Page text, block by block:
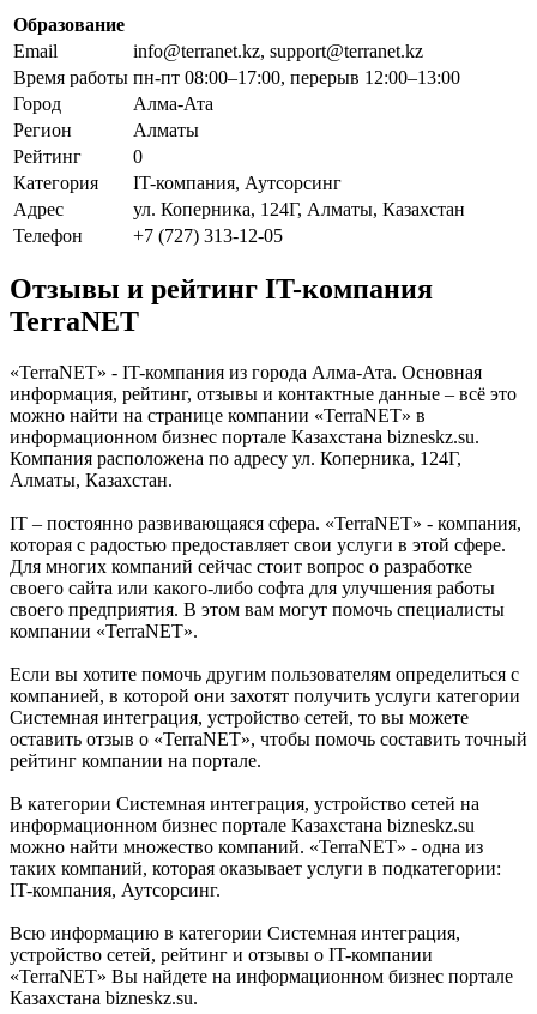
Образование
Email
info@terranet.kz, support@terranet.kz
Время работы пн-пт 08:00–17:00, перерыв 12:00–13:00
Город
Алма-Ата
Регион
Алматы
Рейтинг
0
Категория
IT-компания, Аутсорсинг
Адрес
ул. Коперника, 124Г, Алматы, Казахстан
Телефон
+7 (727) 313-12-05
Отзывы и рейтинг IT-компания
TerraNET
«TerraNET» - IT-компания из города Алма-Ата. Основная
информация, рейтинг, отзывы и контактные данные – всё это
можно найти на странице компании «TerraNET» в
информационном бизнес портале Казахстана bizneskz.su.
Компания расположена по адресу ул. Коперника, 124Г,
Алматы, Казахстан.
IT – постоянно развивающаяся сфера. «TerraNET» - компания,
которая с радостью предоставляет свои услуги в этой сфере.
Для многих компаний сейчас стоит вопрос о разработке
своего сайта или какого-либо софта для улучшения работы
своего предприятия. В этом вам могут помочь специалисты
компании «TerraNET».
Если вы хотите помочь другим пользователям определиться с
компанией, в которой они захотят получить услуги категории
Системная интеграция, устройство сетей, то вы можете
оставить отзыв о «TerraNET», чтобы помочь составить точный
рейтинг компании на портале.
В категории Системная интеграция, устройство сетей на
информационном бизнес портале Казахстана bizneskz.su
можно найти множество компаний. «TerraNET» - одна из
таких компаний, которая оказывает услуги в подкатегории:
IT-компания, Аутсорсинг.
Всю информацию в категории Системная интеграция,
устройство сетей, рейтинг и отзывы о IT-компании
«TerraNET» Вы найдете на информационном бизнес портале
Казахстана bizneskz.su.